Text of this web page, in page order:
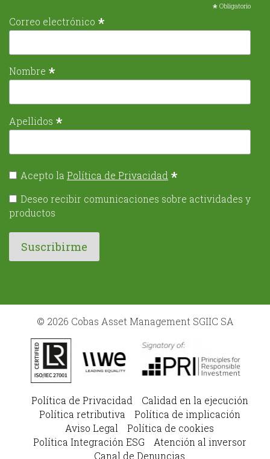
* Obligatorio
Correo electrónico *
Nombre *
Apellidos *
Acepto la Política de Privacidad *
Deseo recibir comunicaciones sobre actividades y
productos
© 2026 Cobas Asset Management SGIIC SA
Política de Privacidad
Calidad en la ejecución
Política retributiva
Política de implicación
Aviso Legal
Política de cookies
Política Integración ESG
Atención al inversor
Canal de Denuncias